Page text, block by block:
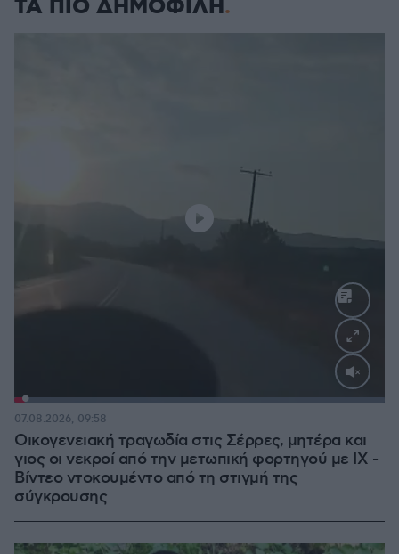
ΤΑ ΠΙΟ ΔΗΜΟΦΙΛΗ
Loaded:
Οικογενειακή τραγωδία στις Σέρρες, μητέρα και
γιος οι νεκροί από την μετωπική φορτηγού με ΙΧ -
Βίντεο ντοκουμέντο από τη στιγμή της
σύγκρουσης
07.08.2026, 09:58